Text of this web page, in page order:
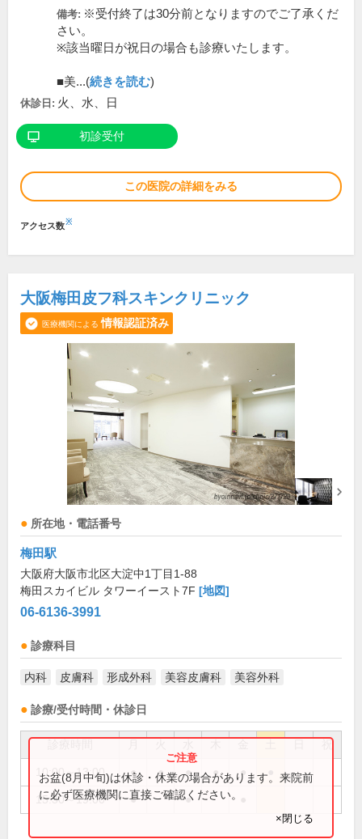
備考: ※受付終了は30分前となりますのでご了承くだ
さい。
※該当曜日が祝日の場合も診療いたします。
■美...(続きを読む)
休診日: 火、水、日
初診受付
この医院の詳細をみる
アクセス数※
大阪梅田皮フ科スキンクリニック
医療機関による 情報認証済み
所在地・電話番号
梅田駅
大阪府大阪市北区大淀中1丁目1-88
梅田スカイビル タワーイースト7F [地図]
06-6136-3991
診療科目
内科 皮膚科 形成外科 美容皮膚科 美容外科
診療/受付時間・休診日
祝
10:00～13:00 ● ● ● ● ●
15:30～19:00 ● ●
お盆(8月中旬)は休診・休業の場合があります。来院前
に必ず医療機関に直接ご確認ください。
×閉じる